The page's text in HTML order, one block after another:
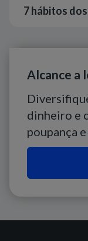
7 hábitos
Alcance a
dinheiro e
poupança